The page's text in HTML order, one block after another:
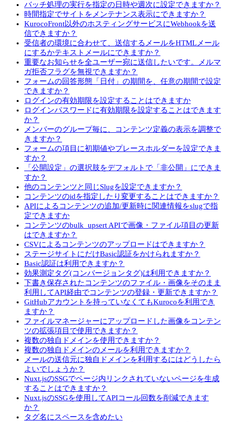
バッチ処理の実行を指定の日時や週次に設定できますか？
時間指定でサイトをメンテナンス表示にできますか？
KurocoFront以外のホスティングサービスにWebhookを送
信できますか？
受信者の環境に合わせて、送信するメールをHTMLメール
にするかテキストメールにできますか？
重要なお知らせを全ユーザー宛に送信したいです。メルマ
ガ拒否フラグを無視できますか？
フォームの回答形態「日付」の期間を、任意の期間で設定
できますか？
ログインの有効期限を設定することはできますか
ログインパスワードに有効期限を設定することはできます
か？
メンバーのグループ毎に、コンテンツ定義の表示を調整で
きますか？
フォームの項目に初期値やプレースホルダーを設定できま
すか？
「公開設定」の選択肢をデフォルトで「非公開」にできま
すか？
他のコンテンツと同じSlugを設定できますか？
コンテンツのidを指定したり変更することはできますか？
APIによるコンテンツの追加/更新時に関連情報をslugで指
定できますか
コンテンツのbulk_upsert APIで画像・ファイル項目の更新
はできますか？
CSVによるコンテンツのアップロードはできますか？
ステージサイトにだけBasic認証をかけられますか？
Basic認証は利用できますか？
効果測定タグ(コンバージョンタグ)は利用できますか？
下書き保存されたコンテンツのファイル・画像をそのまま
利用してAPI経由でコンテンツの登録・更新できますか？
GitHubアカウントを持っていなくてもKurocoを利用でき
ますか？
ファイルマネージャーにアップロードした画像をコンテン
ツの拡張項目で使用できますか？
複数の独自ドメインを使用できますか？
複数の独自ドメインのメールを利用できますか？
メールの送信元に独自ドメインを利用するにはどうしたら
よいでしょうか？
Nuxt.jsのSSGでページ内リンクされていないページを生成
することはできますか？
Nuxt.jsのSSGを使用してAPIコール回数を削減できます
か？
タグ名にスペースを含めたい